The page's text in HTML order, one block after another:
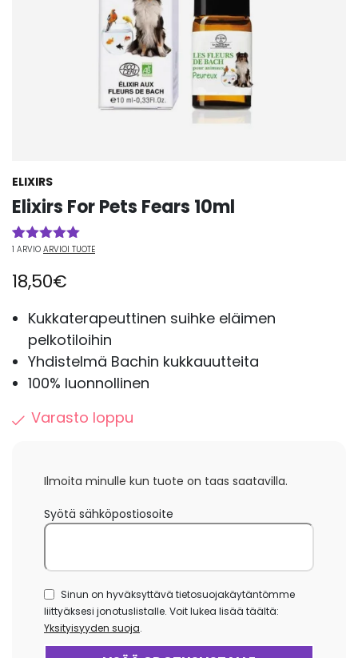
ELIXIRS
Elixirs For Pets Fears 10ml
Arvio5.00
perustuen
1
asiakkaan
1 ARVIO ARVIOI TUOTE
18,50€
Kukkaterapeuttinen suihke eläimen
pelkotiloihin
Yhdistelmä Bachin kukkauutteita
100% luonnollinen
Varasto loppu
Ilmoita minulle kun tuote on taas saatavilla.
Syötä sähköpostiosoite
Sinun on hyväksyttävä tietosuojakäytäntömme
liittyäksesi jonotuslistalle. Voit lukea lisää täältä:
Yksityisyyden suoja.